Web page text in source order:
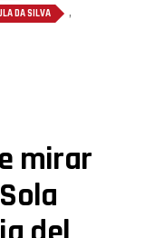
DA SILVA ,
mirar